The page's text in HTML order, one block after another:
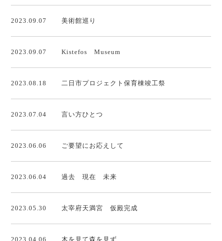
2023.09.07 美術館巡り
2023.09.07 Kistefos Museum
2023.08.18 二日市プロジェクト保育棟竣工祭
2023.07.04 言い方ひとつ
2023.06.06 ご要望にお応えして
2023.06.04 過去 現在 未来
2023.05.30 太宰府天満宮 仮殿完成
2023.04.06 木を見て森を見ず